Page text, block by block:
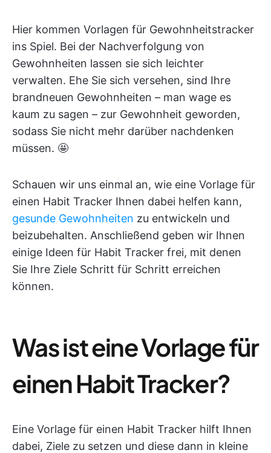
Hier kommen Vorlagen für Gewohnheitstracker
ins Spiel. Bei der Nachverfolgung von
Gewohnheiten lassen sie sich leichter
verwalten. Ehe Sie sich versehen, sind Ihre
brandneuen Gewohnheiten – man wage es
kaum zu sagen – zur Gewohnheit geworden,
sodass Sie nicht mehr darüber nachdenken
müssen. 🤩
Schauen wir uns einmal an, wie eine Vorlage für
einen Habit Tracker Ihnen dabei helfen kann,
gesunde Gewohnheiten zu entwickeln und
beizubehalten. Anschließend geben wir Ihnen
einige Ideen für Habit Tracker frei, mit denen
Sie Ihre Ziele Schritt für Schritt erreichen
können.
Was ist eine Vorlage für
einen Habit Tracker?
Eine Vorlage für einen Habit Tracker hilft Ihnen
dabei, Ziele zu setzen und diese dann in kleine